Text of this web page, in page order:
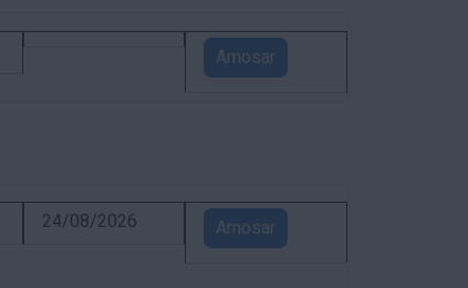
Amosar
24/08/2026 Amosar